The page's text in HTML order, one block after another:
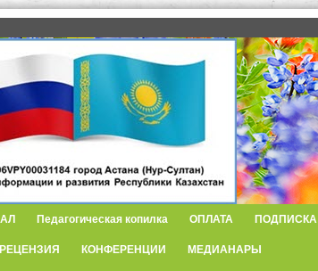
Педагогическая копилка ОПЛАТА ПОДПИСКА
РЕЦЕНЗИЯ КОНФЕРЕНЦИИ МЕДИАНАРЫ